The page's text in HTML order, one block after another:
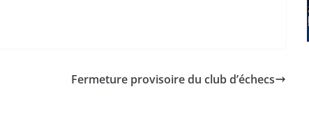
Fermeture provisoire du club d’échecs